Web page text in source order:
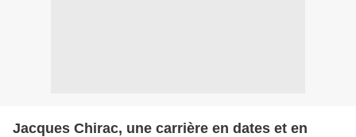
Jacques Chirac, une carrière en dates et en